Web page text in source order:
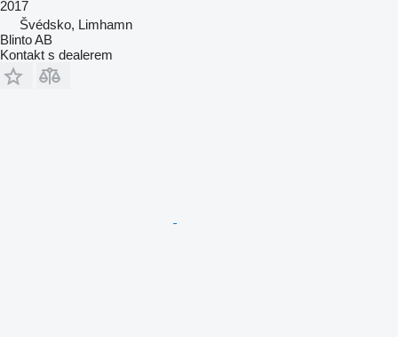
2017
Švédsko, Limhamn
Blinto AB
Kontakt s dealerem